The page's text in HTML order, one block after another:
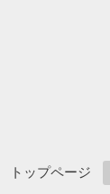
トップページ